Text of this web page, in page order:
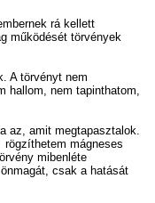
rá kellett
működését törvények
A törvényt nem
hallom, nem tapinthatom,
az, amit megtapasztalok.
mágneses
mibenléte
csak a hatását